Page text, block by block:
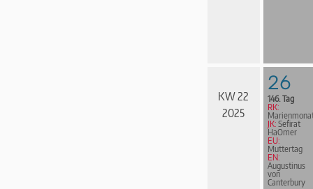
KW 22
2025
26
146. Tag
RK:
JK: Sefirat
HaOmer
EU:
Muttertag
EN:
Augustinus
von
Canterbury